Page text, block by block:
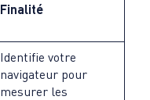
Finalité
Identifie votre
navigateur pour
mesurer les